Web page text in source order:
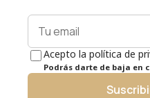
Acepto la política de
Podrás darte de baja en